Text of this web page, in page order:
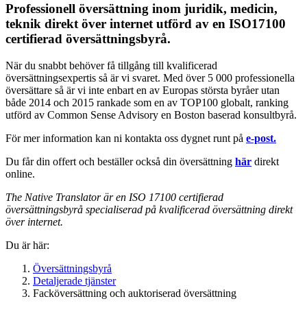
Professionell översättning inom juridik, medicin,
teknik direkt över internet utförd av en ISO17100
certifierad översättningsbyrå.
När du snabbt behöver få tillgång till kvalificerad
översättningsexpertis så är vi svaret. Med över 5 000 professionella
översättare så är vi inte enbart en av Europas största byråer utan
både 2014 och 2015 rankade som en av TOP100 globalt, ranking
utförd av Common Sense Advisory en Boston baserad konsultbyrå.
För mer information kan ni kontakta oss dygnet runt på e-post.
Du får din offert och beställer också din översättning här direkt
online.
The Native Translatorär en ISO 17100 certifierad
översättningsbyrå specialiserad på kvalificerad översättning direkt
över internet.
Du är här:
Översättningsbyrå
Detaljerade tjänster
Facköversättning och auktoriserad översättning